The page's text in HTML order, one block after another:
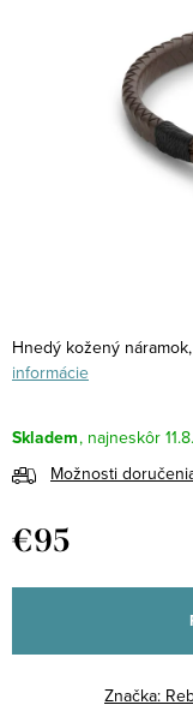
Hnedý kožený
informácie
Skladem
Možnosti
€95
cena:
Značka: